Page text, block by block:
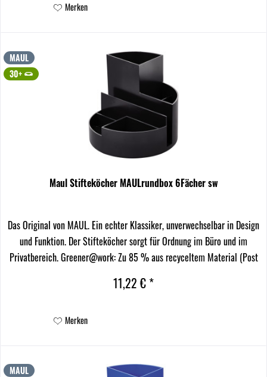
Merken
MAUL
30+
Maul Stifteköcher MAULrundbox 6Fächer sw
Das Original von MAUL. Ein echter Klassiker, unverwechselbar in Design
und Funktion. Der Stifteköcher sorgt für Ordnung im Büro und im
Privatbereich. Greener@work: Zu 85 % aus recyceltem Material (Post
11,22 € *
Merken
MAUL